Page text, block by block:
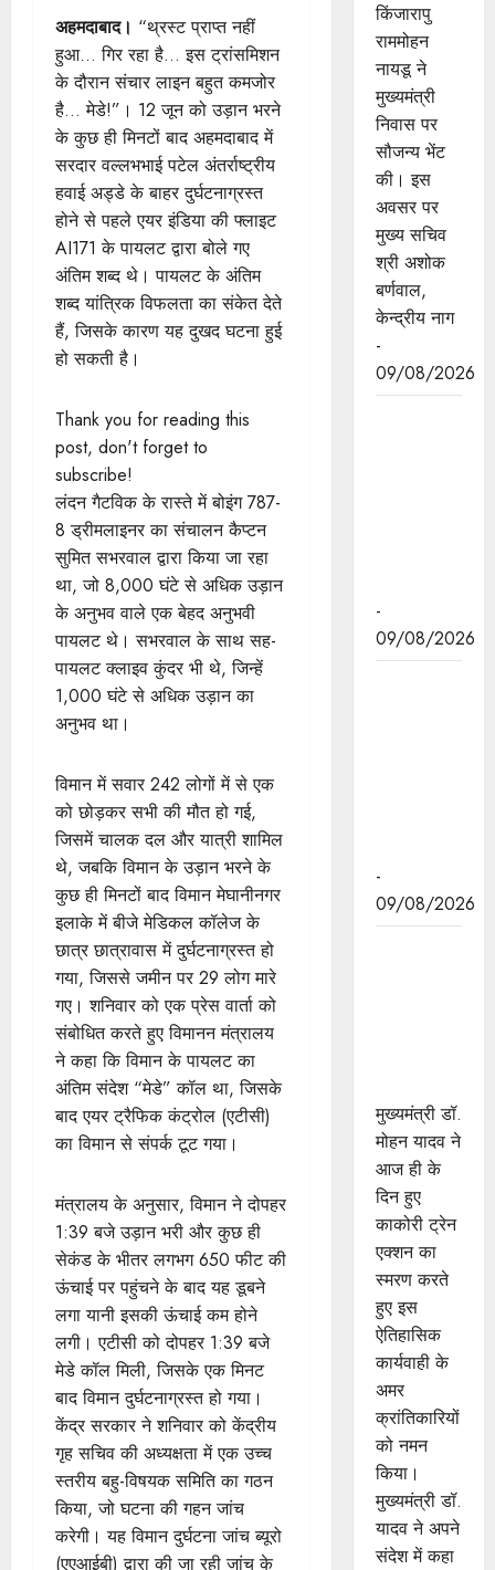
अहमदाबाद। “थ्रस्ट प्राप्त नहीं
हुआ… गिर रहा है… इस ट्रांसमिशन
के दौरान संचार लाइन बहुत कमजोर
है… मेडे!”। 12 जून को उड़ान भरने
के कुछ ही मिनटों बाद अहमदाबाद में
सरदार वल्लभभाई पटेल अंतर्राष्ट्रीय
हवाई अड्डे के बाहर दुर्घटनाग्रस्त
होने से पहले एयर इंडिया की फ्लाइट
AI171 के पायलट द्वारा बोले गए
अंतिम शब्द थे। पायलट के अंतिम
शब्द यांत्रिक विफलता का संकेत देते
हैं, जिसके कारण यह दुखद घटना हुई
हो सकती है।
Thank you for reading this
post, don't forget to
subscribe!
लंदन गैटविक के रास्ते में बोइंग 787-
8 ड्रीमलाइनर का संचालन कैप्टन
सुमित सभरवाल द्वारा किया जा रहा
था, जो 8,000 घंटे से अधिक उड़ान
के अनुभव वाले एक बेहद अनुभवी
पायलट थे। सभरवाल के साथ सह-
पायलट क्लाइव कुंदर भी थे, जिन्हें
1,000 घंटे से अधिक उड़ान का
अनुभव था।
विमान में सवार 242 लोगों में से एक
को छोड़कर सभी की मौत हो गई,
जिसमें चालक दल और यात्री शामिल
थे, जबकि विमान के उड़ान भरने के
कुछ ही मिनटों बाद विमान मेघानीनगर
इलाके में बीजे मेडिकल कॉलेज के
छात्र छात्रावास में दुर्घटनाग्रस्त हो
गया, जिससे जमीन पर 29 लोग मारे
गए। शनिवार को एक प्रेस वार्ता को
संबोधित करते हुए विमानन मंत्रालय
ने कहा कि विमान के पायलट का
अंतिम संदेश “मेडे” कॉल था, जिसके
बाद एयर ट्रैफिक कंट्रोल (एटीसी)
का विमान से संपर्क टूट गया।
मंत्रालय के अनुसार, विमान ने दोपहर
1:39 बजे उड़ान भरी और कुछ ही
सेकंड के भीतर लगभग 650 फीट की
ऊंचाई पर पहुंचने के बाद यह डूबने
लगा यानी इसकी ऊंचाई कम होने
लगी। एटीसी को दोपहर 1:39 बजे
मेडे कॉल मिली, जिसके एक मिनट
बाद विमान दुर्घटनाग्रस्त हो गया।
केंद्र सरकार ने शनिवार को केंद्रीय
गृह सचिव की अध्यक्षता में एक उच्च
स्तरीय बहु-विषयक समिति का गठन
किया, जो घटना की गहन जांच
करेगी। यह विमान दुर्घटना जांच ब्यूरो
(एएआईबी) द्वारा की जा रही जांच के
किंजारापु
राममोहन
नायडू ने
मुख्यमंत्री
निवास पर
सौजन्य भेंट
की। इस
अवसर पर
मुख्य सचिव
श्री अशोक
बर्णवाल,
केन्द्रीय नाग
-
09/08/2026
-
09/08/2026
-
09/08/2026
मुख्यमंत्री डॉ.
मोहन यादव ने
आज ही के
दिन हुए
काकोरी ट्रेन
एक्शन का
स्मरण करते
हुए इस
ऐतिहासिक
कार्यवाही के
अमर
क्रांतिकारियों
को नमन
किया।
मुख्यमंत्री डॉ.
यादव ने अपने
संदेश में कहा